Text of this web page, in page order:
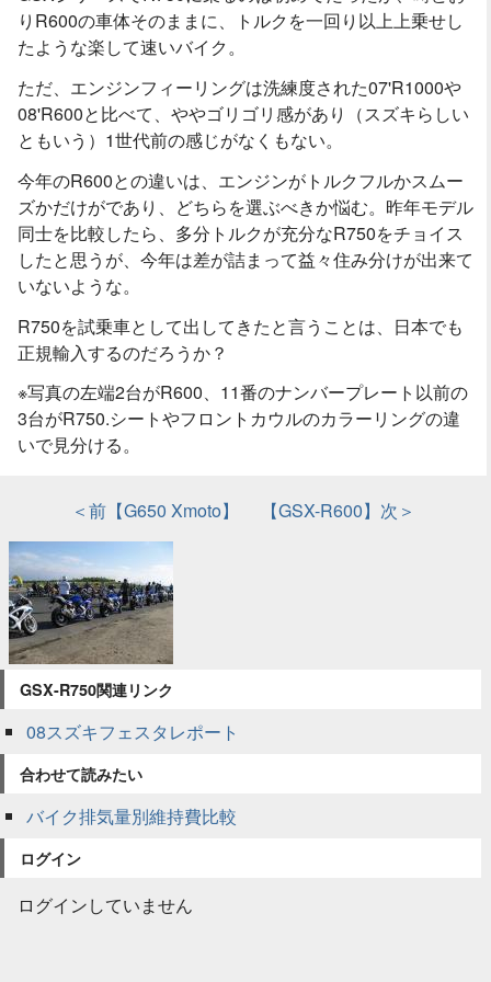
りR600の車体そのままに、トルクを一回り以上上乗せし
たような楽して速いバイク。
ただ、エンジンフィーリングは洗練度された07'R1000や
08'R600と比べて、ややゴリゴリ感があり（スズキらしい
ともいう）1世代前の感じがなくもない。
今年のR600との違いは、エンジンがトルクフルかスムー
ズかだけがであり、どちらを選ぶべきか悩む。昨年モデル
同士を比較したら、多分トルクが充分なR750をチョイス
したと思うが、今年は差が詰まって益々住み分けが出来て
いないような。
R750を試乗車として出してきたと言うことは、日本でも
正規輸入するのだろうか？
※写真の左端2台がR600、11番のナンバープレート以前の
3台がR750.シートやフロントカウルのカラーリングの違
いで見分ける。
＜前【G650 Xmoto】 【GSX-R600】次＞
GSX-R750関連リンク
08スズキフェスタレポート
合わせて読みたい
バイク排気量別維持費比較
ログイン
ログインしていません